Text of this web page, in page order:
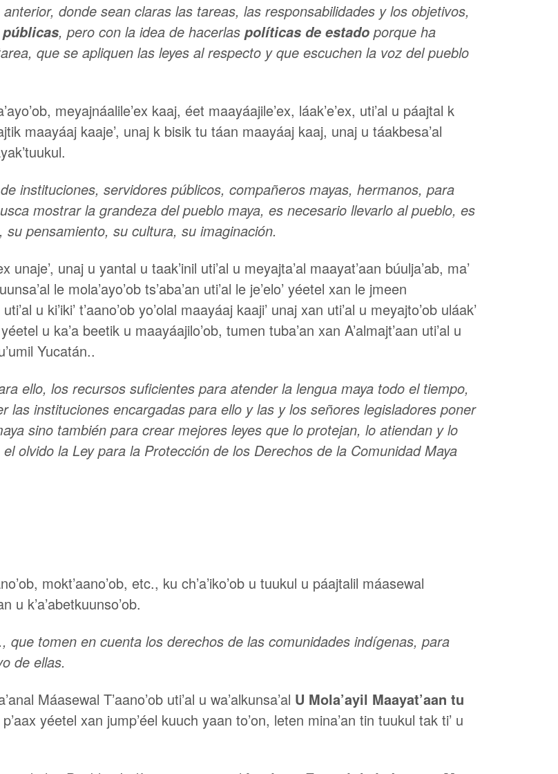
donde sean claras las tareas, las responsabilidades y los objetivos,
, pero con la idea de hacerlas políticas de estado porque ha
que se apliquen las leyes al respecto y que escuchen la voz del pueblo
meyajnáalile’ex kaaj, éet maayáajile’ex, láak’e’ex, uti’al u páajtal k
maayáaj kaaje’, unaj k bisik tu táan maayáaj kaaj, unaj u táakbesa’al
instituciones, servidores públicos, compañeros mayas, hermanos, para
mostrar la grandeza del pueblo maya, es necesario llevarlo al pueblo, es
pensamiento, su cultura, su imaginación.
unaj u yantal u taak’inil uti’al u meyajta’al maayat’aan búulja’ab, ma’
le mola’ayo’ob ts’aba’an uti’al le je’elo’ yéetel xan le jmeen
u ki’iki’ t’aano’ob yo’olal maayáaj kaaji’ unaj xan uti’al u meyajto’ob uláak’
u ka’a beetik u maayáajilo’ob, tumen tuba’an xan A’almajt’aan uti’al u
Yucatán..
ello, los recursos suficientes para atender la lengua maya todo el tiempo,
las instituciones encargadas para ello y las y los señores legisladores poner
sino también para crear mejores leyes que lo protejan, lo atiendan y lo
olvido la Ley para la Protección de los Derechos de la Comunidad Maya
mokt’aano’ob, etc., ku ch’a’iko’ob u tuukul u páajtalil máasewal
u k’a’abetkuunso’ob.
que tomen en cuenta los derechos de las comunidades indígenas, para
de ellas.
Máasewal T’aano’ob uti’al u wa’alkunsa’al U Mola’ayil Maayat’aan tu
yéetel xan jump’éel kuuch yaan to’on, leten mina’an tin tuukul tak ti’ u